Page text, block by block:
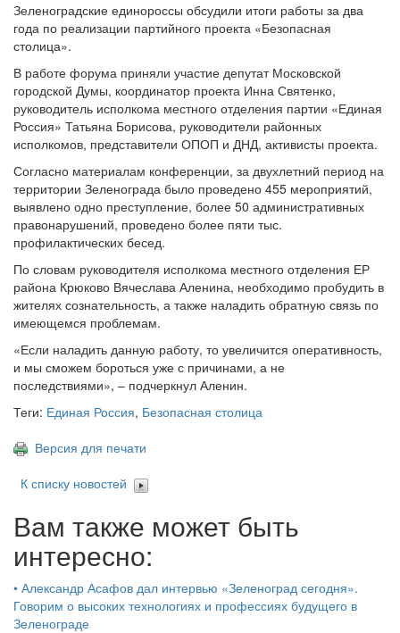
Зеленоградские единороссы обсудили итоги работы за два
года по реализации партийного проекта «Безопасная
столица».
В работе форума приняли участие депутат Московской
городской Думы, координатор проекта Инна Святенко,
руководитель исполкома местного отделения партии «Единая
Россия» Татьяна Борисова, руководители районных
исполкомов, представители ОПОП и ДНД, активисты проекта.
Согласно материалам конференции, за двухлетний период на
территории Зеленограда было проведено 455 мероприятий,
выявлено одно преступление, более 50 административных
правонарушений, проведено более пяти тыс.
профилактических бесед.
По словам руководителя исполкома местного отделения ЕР
района Крюково Вячеслава Аленина, необходимо пробудить в
жителях сознательность, а также наладить обратную связь по
имеющемся проблемам.
«Если наладить данную работу, то увеличится оперативность,
и мы сможем бороться уже с причинами, а не
последствиями», – подчеркнул Аленин.
Теги: Единая Россия, Безопасная столица
Версия для печати
К списку новостей
Вам также может быть
интересно:
• Александр Асафов дал интервью «Зеленоград сегодня».
Говорим о высоких технологиях и профессиях будущего в
Зеленограде